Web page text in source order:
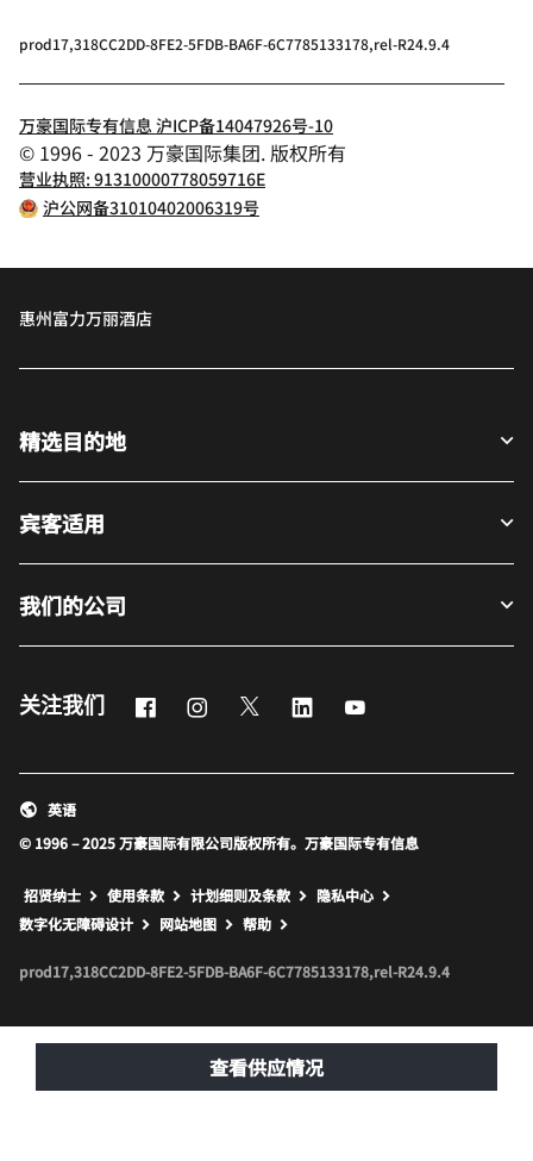
查看供应情况
prod17,318CC2DD-8FE2-5FDB-BA6F-6C7785133178,rel-R24.9.4
万豪国际专有信息 沪ICP备14047926号-10
© 1996 - 2023 万豪国际集团. 版权所有
营业执照: 91310000778059716E
沪公网备31010402006319号
惠州富力万丽酒店
精选目的地
宾客适用
我们的公司
关注我们 FacebookInstagram
Twitter LinkedIn
© 1996 – 2025 万豪国际有限公司版权所有。万豪国际专有信息
英语
招贤纳士 使用条款 计划细则及条款
隐私中心
数字化无障碍设计
网站地图 打开新窗口
帮助
prod17,318CC2DD-8FE2-5FDB-BA6F-6C7785133178,rel-R24.9.4